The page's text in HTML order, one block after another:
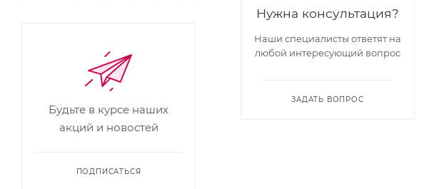
Нужна консультация?
Наши специалисты ответят на
любой интересующий вопрос
ЗАДАТЬ ВОПРОС
Будьте в курсе наших
акций и новостей
ПОДПИСАТЬСЯ